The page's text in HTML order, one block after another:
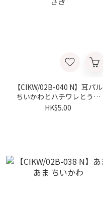
【CIKW/02B-040 N】耳パル
ちいかわとハチワレとうさ
ぎ
HK$5.00